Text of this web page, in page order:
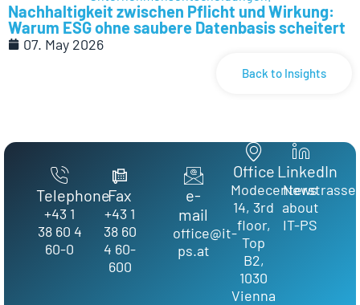
Nachhaltigkeit zwischen Pflicht und Wirkung:
Warum ESG ohne saubere Datenbasis scheitert
07. May 2026
Back to Insights
Telephone
+43 1
38 60 4
60-0
Fax
+43 1
38 60
4 60-
600
e-
mail
office@it-
ps.at
Office
Modecenterstrasse
14, 3rd
floor,
Top
B2,
1030
Vienna
LinkedIn
News
about
IT-PS